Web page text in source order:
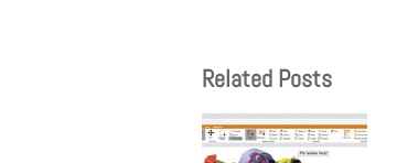
Related Posts